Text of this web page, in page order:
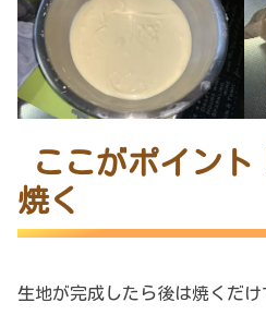
ここがポイント
焼く
生地が完成したら後は焼くだけ